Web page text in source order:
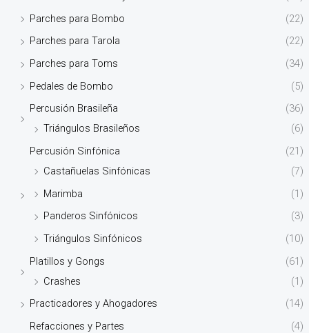
Parches para Bombo
(22)
Parches para Tarola
(22)
Parches para Toms
(34)
Pedales de Bombo
(5)
Percusión Brasileña
(36)
Triángulos Brasileños
(6)
Percusión Sinfónica
(21)
Castañuelas Sinfónicas
(7)
Marimba
(1)
Panderos Sinfónicos
(3)
Triángulos Sinfónicos
(10)
Platillos y Gongs
(61)
Crashes
(1)
Practicadores y Ahogadores
(14)
Refacciones y Partes
(4)